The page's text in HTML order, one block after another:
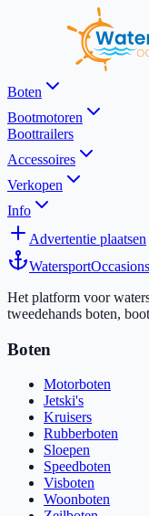
Boten
Bootmotoren
Boottrailers
Accessoires
Verkopen
Info
Advertentie plaatsen
WatersportOccasions
Het platform voor
tweedehands boten,
Boten
Motorboten
Jetski's
Kruisers
Rubberboten
Sloepen
Speedboten
Visboten
Woonboten